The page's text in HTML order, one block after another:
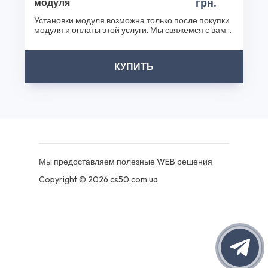
модуля
грн.
Установки модуля возможна только после покупки
модуля и оплаты этой услуги. Мы свяжемся с вами
КУПИТЬ
Мы предоставляем полезные WEB решения
Copyright © 2026 cs50.com.ua